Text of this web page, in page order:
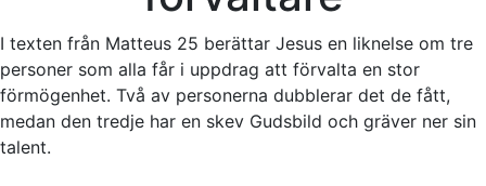
I texten från Matteus 25 berättar Jesus en liknelse om tre
personer som alla får i uppdrag att förvalta en stor
förmögenhet. Två av personerna dubblerar det de fått,
medan den tredje har en skev Gudsbild och gräver ner sin
talent.